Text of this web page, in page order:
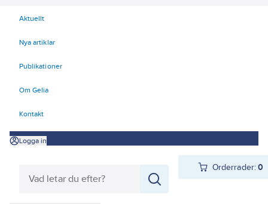
Aktuellt
Nya artiklar
Publikationer
Om Gelia
Kontakt
Logga in
Orderrader:0